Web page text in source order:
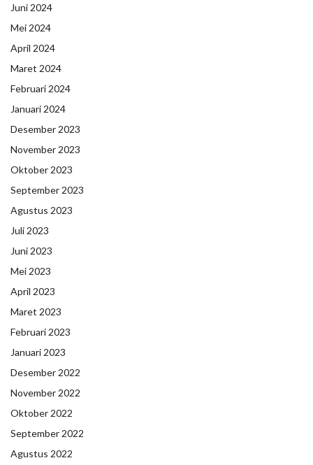
Juni 2024
Mei 2024
April 2024
Maret 2024
Februari 2024
Januari 2024
Desember 2023
November 2023
Oktober 2023
September 2023
Agustus 2023
Juli 2023
Juni 2023
Mei 2023
April 2023
Maret 2023
Februari 2023
Januari 2023
Desember 2022
November 2022
Oktober 2022
September 2022
Agustus 2022